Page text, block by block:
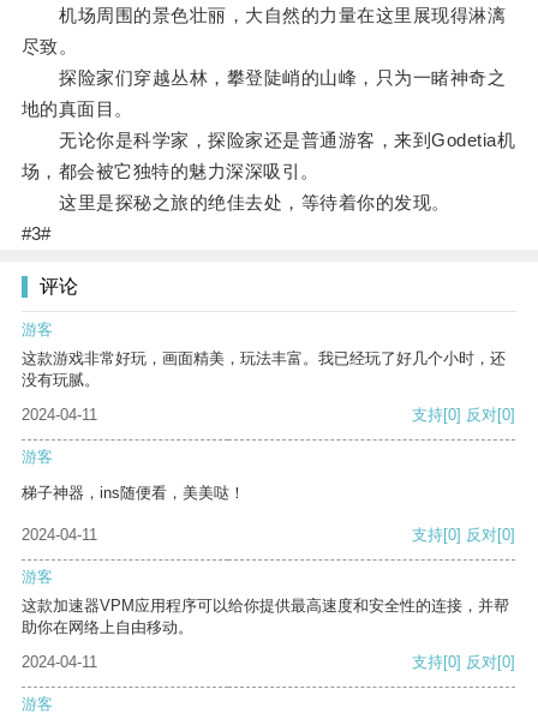
机场周围的景色壮丽，大自然的力量在这里展现得淋漓
尽致。
探险家们穿越丛林，攀登陡峭的山峰，只为一睹神奇之
地的真面目。
无论你是科学家，探险家还是普通游客，来到Godetia机
场，都会被它独特的魅力深深吸引。
这里是探秘之旅的绝佳去处，等待着你的发现。
#3#
评论
游客
这款游戏非常好玩，画面精美，玩法丰富。我已经玩了好几个小时，还
没有玩腻。
2024-04-11
支持[0] 反对[0]
游客
梯子神器，ins随便看，美美哒！
2024-04-11 支持[0] 反对[0]
游客
这款加速器VPM应用程序可以给你提供最高速度和安全性的连接，并帮
助你在网络上自由移动。
2024-04-11
支持[0] 反对[0]
游客